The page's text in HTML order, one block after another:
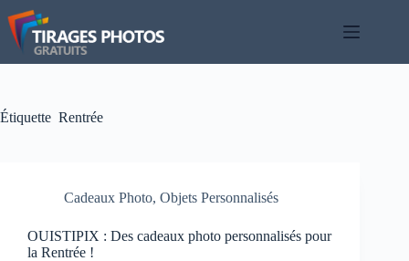
Passer
au
contenu
Étiquette Rentrée
Cadeaux Photo, Objets Personnalisés
OUISTIPIX : Des cadeaux photo personnalisés pour
la Rentrée !